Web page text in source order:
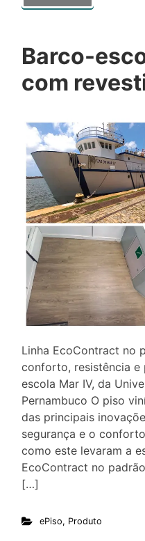
Barco-
com
Linha EcoContract no
conforto, resistência
escola Mar IV, da
Pernambuco O piso
das principais
segurança e o
como este levaram a
EcoContract no
[…]
ePiso, Produto